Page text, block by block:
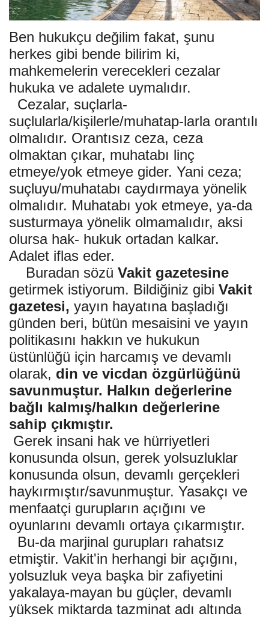
Gündem
Tekno Bilim
Ekonomi
Siyaset
Galeriler
Yaşam
Künye
Sağlık
İletişim
Kültür Sanat
Ben hukukçu değilim fakat, şunu
herkes gibi bende bilirim ki,
mahkemelerin verecekleri cezalar
hukuka ve adalete uymalıdır.
Cezalar, suçlarla-
suçlularla/kişilerle/muhatap-larla orantılı
olmalıdır. Orantısız ceza, ceza
olmaktan çıkar, muhatabı linç
etmeye/yok etmeye gider. Yani ceza;
suçluyu/muhatabı caydırmaya yönelik
olmalıdır. Muhatabı yok etmeye, ya-da
susturmaya yönelik olmamalıdır, aksi
olursa hak- hukuk ortadan kalkar.
Adalet iflas eder.
Buradan sözü Vakit gazetesine
getirmek istiyorum. Bildiğiniz gibi Vakit
gazetesi, yayın hayatına başladığı
günden beri, bütün mesaisini ve yayın
politikasını hakkın ve hukukun
üstünlüğü için harcamış ve devamlı
olarak, din ve vicdan özgürlüğünü
savunmuştur. Halkın değerlerine
bağlı kalmış/halkın değerlerine
sahip çıkmıştır.
Gerek insani hak ve hürriyetleri
konusunda olsun, gerek yolsuzluklar
konusunda olsun, devamlı gerçekleri
haykırmıştır/savunmuştur. Yasakçı ve
menfaatçi gurupların açığını ve
oyunlarını devamlı ortaya çıkarmıştır.
Bu-da marjinal gurupları rahatsız
etmiştir. Vakit'in herhangi bir açığını,
yolsuzluk veya başka bir zafiyetini
yakalaya-mayan bu güçler, devamlı
yüksek miktarda tazminat adı altında